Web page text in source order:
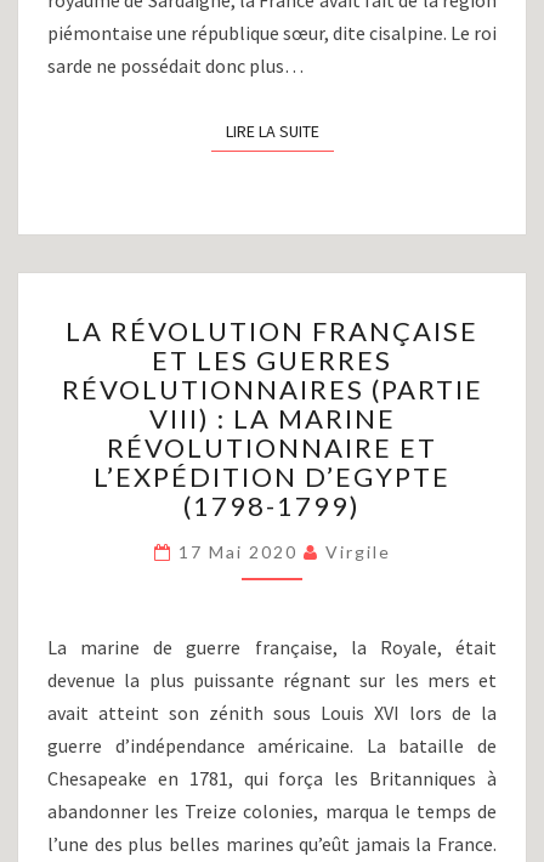
piémontaise une république sœur, dite cisalpine. Le roi
sarde ne possédait donc plus…
LIRE LA SUITELIRE LA SUITE
RÉVOLUTION
FRANÇAISE
ET
LES
GUERRES
RÉVOLUTIONNAIRES
(PARTIE
VIII)
:
ET
L’EXPÉDITION
D’EGYPTE
(1798-
1799)
LA RÉVOLUTION FRANÇAISE
ET LES GUERRES
RÉVOLUTIONNAIRES (PARTIE
VIII) : LA MARINE
RÉVOLUTIONNAIRE ET
L’EXPÉDITION D’EGYPTE
(1798-1799)
17 Mai 2020 Virgile
La marine de guerre française, la Royale, était
devenue la plus puissante régnant sur les mers et
avait atteint son zénith sous Louis XVI lors de la
guerre d’indépendance américaine. La bataille de
Chesapeake en 1781, qui força les Britanniques à
abandonner les Treize colonies, marqua le temps de
l’une des plus belles marines qu’eût jamais la France.